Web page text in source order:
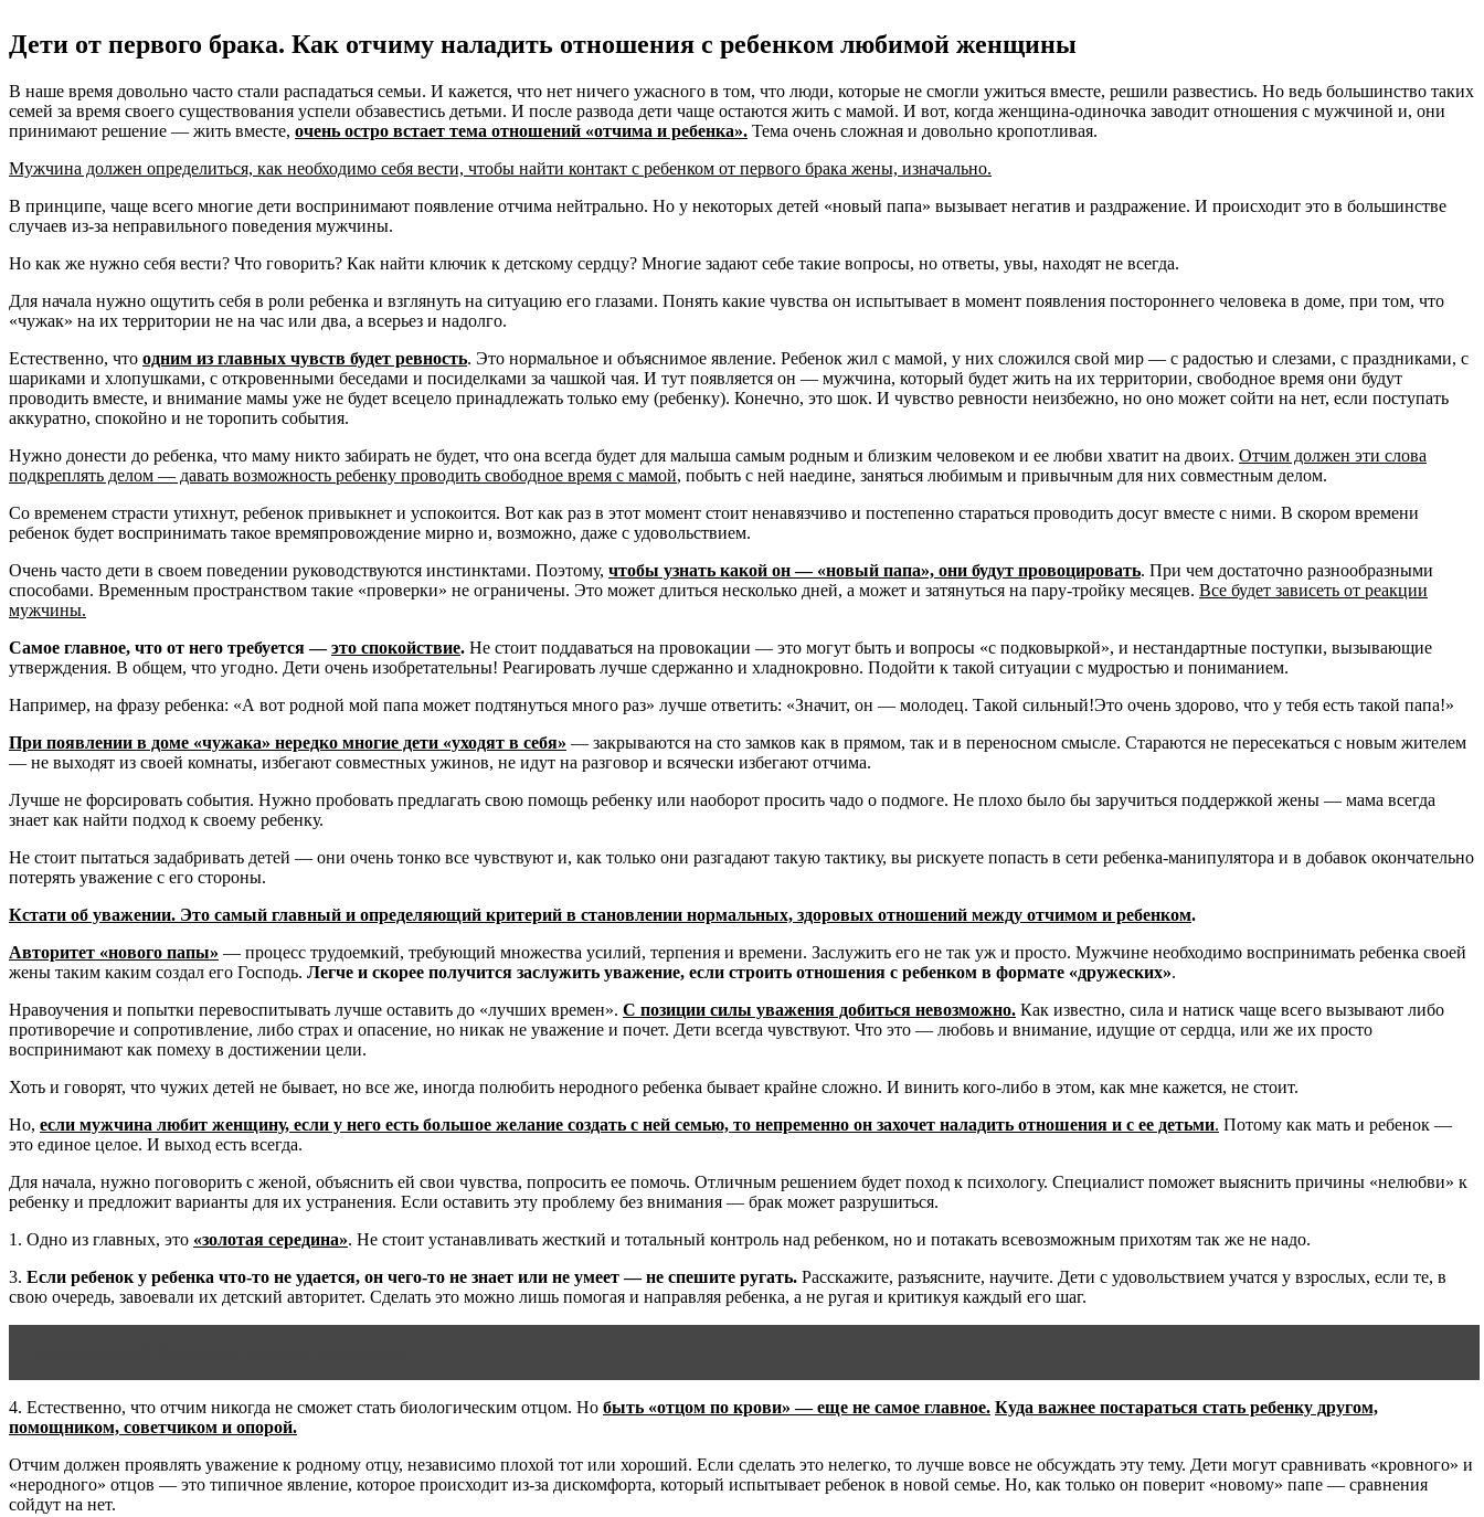
Дети от первого брака. Как отчиму наладить отношения с ребенком любимой женщины
В наше время довольно часто стали распадаться семьи. И кажется, что нет ничего ужасного в том, что люди, которые не смогли ужиться вместе, решили развестись. Но ведь большинство таких
семей за время своего существования успели обзавестись детьми. И после развода дети чаще остаются жить с мамой. И вот, когда женщина-одиночка заводит отношения с мужчиной и, они
принимают решение — жить вместе, очень остро встает тема отношений «отчима и ребенка». Тема очень сложная и довольно кропотливая.
Мужчина должен определиться, как необходимо себя вести, чтобы найти контакт с ребенком от первого брака жены, изначально.
В принципе, чаще всего многие дети воспринимают появление отчима нейтрально. Но у некоторых детей «новый папа» вызывает негатив и раздражение. И происходит это в большинстве
случаев из-за неправильного поведения мужчины.
Но как же нужно себя вести? Что говорить? Как найти ключик к детскому сердцу? Многие задают себе такие вопросы, но ответы, увы, находят не всегда.
Для начала нужно ощутить себя в роли ребенка и взглянуть на ситуацию его глазами. Понять какие чувства он испытывает в момент появления постороннего человека в доме, при том, что
«чужак» на их территории не на час или два, а всерьез и надолго.
Естественно, что одним из главных чувств будет ревность. Это нормальное и объяснимое явление. Ребенок жил с мамой, у них сложился свой мир — с радостью и слезами, с праздниками, с
шариками и хлопушками, с откровенными беседами и посиделками за чашкой чая. И тут появляется он — мужчина, который будет жить на их территории, свободное время они будут
проводить вместе, и внимание мамы уже не будет всецело принадлежать только ему (ребенку). Конечно, это шок. И чувство ревности неизбежно, но оно может сойти на нет, если поступать
аккуратно, спокойно и не торопить события.
Нужно донести до ребенка, что маму никто забирать не будет, что она всегда будет для малыша самым родным и близким человеком и ее любви хватит на двоих. Отчим должен эти слова
подкреплять делом — давать возможность ребенку проводить свободное время с мамой, побыть с ней наедине, заняться любимым и привычным для них совместным делом.
Со временем страсти утихнут, ребенок привыкнет и успокоится. Вот как раз в этот момент стоит ненавязчиво и постепенно стараться проводить досуг вместе с ними. В скором времени
ребенок будет воспринимать такое времяпровождение мирно и, возможно, даже с удовольствием.
Очень часто дети в своем поведении руководствуются инстинктами. Поэтому, чтобы узнать какой он — «новый папа», они будут провоцировать. При чем достаточно разнообразными
способами. Временным пространством такие «проверки» не ограничены. Это может длиться несколько дней, а может и затянуться на пару-тройку месяцев. Все будет зависеть от реакции
мужчины.
Самое главное, что от него требуется —это спокойствие. Не стоит поддаваться на провокации — это могут быть и вопросы «с подковыркой», и нестандартные поступки, вызывающие
утверждения. В общем, что угодно. Дети очень изобретательны! Реагировать лучше сдержанно и хладнокровно. Подойти к такой ситуации с мудростью и пониманием.
Например, на фразу ребенка: «А вот родной мой папа может подтянуться много раз» лучше ответить: «Значит, он — молодец. Такой сильный!Это очень здорово, что у тебя есть такой папа!»
При появлении в доме «чужака» нередко многие дети «уходят в себя» — закрываются на сто замков как в прямом, так и в переносном смысле. Стараются не пересекаться с новым жителем
— не выходят из своей комнаты, избегают совместных ужинов, не идут на разговор и всячески избегают отчима.
Лучше не форсировать события. Нужно пробовать предлагать свою помощь ребенку или наоборот просить чадо о подмоге. Не плохо было бы заручиться поддержкой жены — мама всегда
знает как найти подход к своему ребенку.
Не стоит пытаться задабривать детей — они очень тонко все чувствуют и, как только они разгадают такую тактику, вы рискуете попасть в сети ребенка-манипулятора и в добавок окончательно
потерять уважение с его стороны.
Кстати об уважении. Это самый главный и определяющий критерий в становлении нормальных, здоровых отношений между отчимом и ребенком.
Авторитет «нового папы» — процесс трудоемкий, требующий множества усилий, терпения и времени. Заслужить его не так уж и просто. Мужчине необходимо воспринимать ребенка своей
жены таким каким создал его Господь. Легче и скорее получится заслужить уважение, если строить отношения с ребенком в формате «дружеских».
Нравоучения и попытки перевоспитывать лучше оставить до «лучших времен». С позиции силы уважения добиться невозможно. Как известно, сила и натиск чаще всего вызывают либо
противоречие и сопротивление, либо страх и опасение, но никак не уважение и почет. Дети всегда чувствуют. Что это — любовь и внимание, идущие от сердца, или же их просто
воспринимают как помеху в достижении цели.
Хоть и говорят, что чужих детей не бывает, но все же, иногда полюбить неродного ребенка бывает крайне сложно. И винить кого-либо в этом, как мне кажется, не стоит.
Но, если мужчина любит женщину, если у него есть большое желание создать с ней семью, то непременно он захочет наладить отношения и с ее детьми. Потому как мать и ребенок —
это единое целое. И выход есть всегда.
Для начала, нужно поговорить с женой, объяснить ей свои чувства, попросить ее помочь. Отличным решением будет поход к психологу. Специалист поможет выяснить причины «нелюбви» к
ребенку и предложит варианты для их устранения. Если оставить эту проблему без внимания — брак может разрушиться.
1. Одно из главных, это «золотая середина». Не стоит устанавливать жесткий и тотальный контроль над ребенком, но и потакать всевозможным прихотям так же не надо.
3. Если ребенок у ребенка что-то не удается, он чего-то не знает или не умеет — не спешите ругать. Расскажите, разъясните, научите. Дети с удовольствием учатся у взрослых, если те, в
свою очередь, завоевали их детский авторитет. Сделать это можно лишь помогая и направляя ребенка, а не ругая и критикуя каждый его шаг.
4. Естественно, что отчим никогда не сможет стать биологическим отцом. Но быть «отцом по крови» — еще не самое главное. Куда важнее постараться стать ребенку другом,
помощником, советчиком и опорой.
Отчим должен проявлять уважение к родному отцу, независимо плохой тот или хороший. Если сделать это нелегко, то лучше вовсе не обсуждать эту тему. Дети могут сравнивать «кровного» и
«неродного» отцов — это типичное явление, которое происходит из-за дискомфорта, который испытывает ребенок в новой семье. Но, как только он поверит «новому» папе — сравнения
сойдут на нет.